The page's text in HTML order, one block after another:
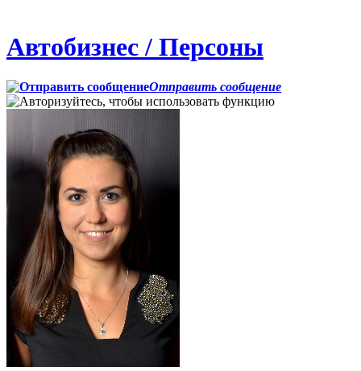
Автобизнес / Персоны
Отправить сообщение